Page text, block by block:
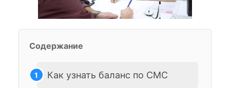
Содержание
Как узнать баланс по СМС